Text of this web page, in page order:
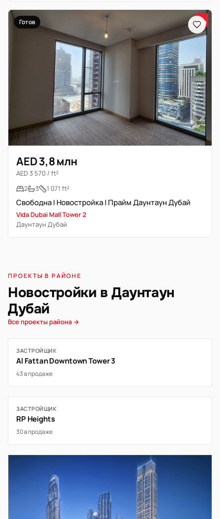
Готов
AED 3,8 млн
AED 3 570 / ft²
2
3 1 071 ft²
Свободна | Новостройка | Прайм Даунтаун Дубай
Vida Dubai Mall Tower 2
Даунтаун Дубай
ПРОЕКТЫ В РАЙОНЕ
Новостройки в Даунтаун
Дубай
Все проекты района →
ЗАСТРОЙЩИК
Al Fattan Downtown Tower 3
43 в продаже
ЗАСТРОЙЩИК
RP Heights
30 в продаже